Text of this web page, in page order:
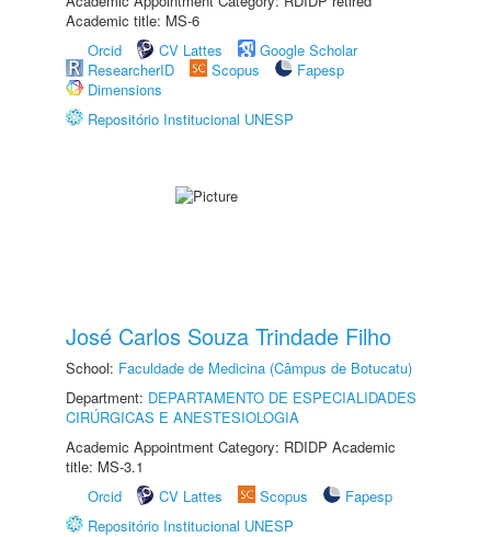
Academic title: MS-6
Orcid
CV Lattes
Google Scholar
ResearcherID
Scopus
Fapesp
Dimensions
Repositório Institucional UNESP
José Carlos Souza Trindade Filho
School: Faculdade de Medicina (Câmpus de Botucatu)
Department: DEPARTAMENTO DE ESPECIALIDADES
CIRÚRGICAS E ANESTESIOLOGIA
Academic Appointment Category: RDIDP Academic
title: MS-3.1
Orcid
CV Lattes Scopus
Fapesp
Repositório Institucional UNESP